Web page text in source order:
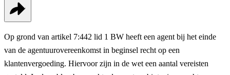
Op grond van artikel 7:442 lid 1 BW heeft een agent bij het einde
van de agentuurovereenkomst in beginsel recht op een
klantenvergoeding. Hiervoor zijn in de wet een aantal vereisten